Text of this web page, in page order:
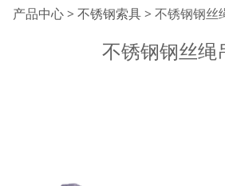
不锈钢钢丝绳
产品中心> 不锈钢索具> 不锈钢钢丝
不锈钢钢丝绳